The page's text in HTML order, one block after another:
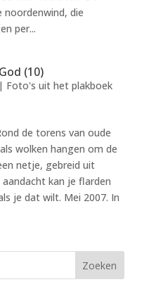
noordenwind, die
per...
(10)
| Foto's uit het plakboek
de torens van oude
wolken hangen om de
netje, gebreid uit
kan je flarden
je dat wilt. Mei 2007. In
Zoeken